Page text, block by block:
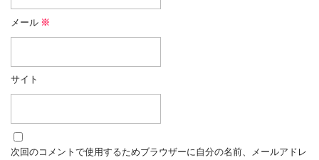
メール ※
サイト
次回のコメントで使用するためブラウザーに自分の名前、メールアドレ